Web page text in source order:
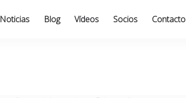
Noticias Blog Vídeos Socios Contacto